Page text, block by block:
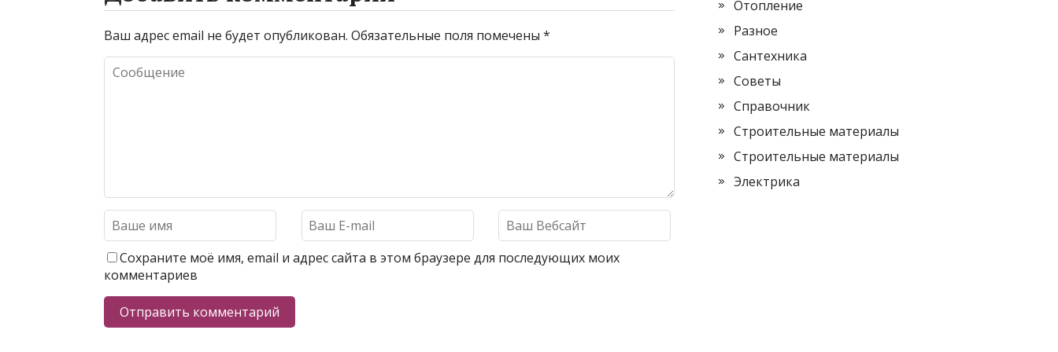
Ваш адрес email не будет опубликован. Обязательные поля помечены *
Сохраните моё имя, email и адрес сайта в этом браузере для последующих моих
комментариев
Отопление
Разное
Сантехника
Советы
Справочник
Строительные материалы
Строительные материалы
Электрика